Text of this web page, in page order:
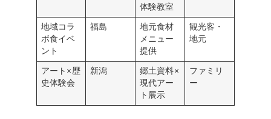
体験教室
地域コラ
ボ食イベ
ント
福島
地元食材
メニュー
提供
観光客・
地元
アート×歴
史体験会
新潟
郷土資料×
現代アー
ト展示
ファミリ
ー